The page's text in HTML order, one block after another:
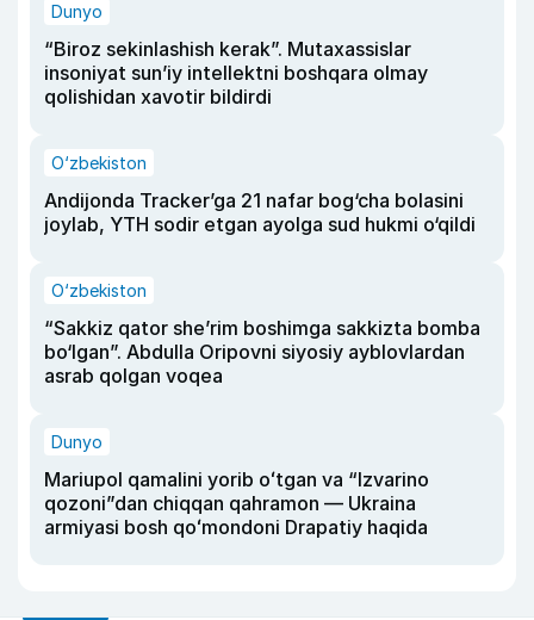
Dunyo
“Biroz sekinlashish kerak”. Mutaxassislar
insoniyat sun’iy intellektni boshqara olmay
qolishidan xavotir bildirdi
O‘zbekiston
Andijonda Tracker’ga 21 nafar bog‘cha bolasini
joylab, YTH sodir etgan ayolga sud hukmi o‘qildi
O‘zbekiston
“Sakkiz qator she’rim boshimga sakkizta bomba
bo‘lgan”. Abdulla Oripovni siyosiy ayblovlardan
asrab qolgan voqea
Dunyo
Mariupol qamalini yorib oʻtgan va “Izvarino
qozoni”dan chiqqan qahramon — Ukraina
armiyasi bosh qoʻmondoni Drapatiy haqida